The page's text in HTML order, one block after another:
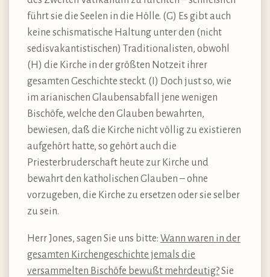
führt sie die Seelen in die Hölle. (G) Es gibt auch
keine schismatische Haltung unter den (nicht
sedisvakantistischen) Traditionalisten, obwohl
(H) die Kirche in der größten Notzeit ihrer
gesamten Geschichte steckt. (I) Doch just so, wie
im arianischen Glaubensabfall jene wenigen
Bischöfe, welche den Glauben bewahrten,
bewiesen, daß die Kirche nicht völlig zu existieren
aufgehört hatte, so gehört auch die
Priesterbruderschaft heute zur Kirche und
bewahrt den katholischen Glauben – ohne
vorzugeben, die Kirche zu ersetzen oder sie selber
zu sein.
Herr Jones, sagen Sie uns bitte: Wann waren in der
gesamten Kirchengeschichte jemals die
versammelten Bischöfe bewußt mehrdeutig?Sie